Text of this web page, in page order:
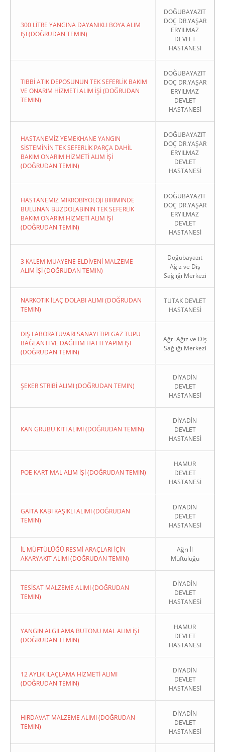
300 LİTRE YANGINA DAYANIKLI BOYA ALIM
İŞİ (DOĞRUDAN TEMIN)
DOĞUBAYAZIT
DOÇ DR.YAŞAR
ERYILMAZ
DEVLET
HASTANESİ
TIBBİ ATIK DEPOSUNUN TEK SEFERLİK BAKIM
VE ONARIM HİZMETİ ALIM İŞİ (DOĞRUDAN
TEMIN)
DOĞUBAYAZIT
DOÇ DR.YAŞAR
ERYILMAZ
DEVLET
HASTANESİ
HASTANEMİZ YEMEKHANE YANGIN
SİSTEMİNİN TEK SEFERLİK PARÇA DAHİL
BAKIM ONARIM HİZMETİ ALIM İŞİ
(DOĞRUDAN TEMIN)
DOĞUBAYAZIT
DOÇ DR.YAŞAR
ERYILMAZ
DEVLET
HASTANESİ
HASTANEMİZ MİKROBİYOLOJİ BİRİMİNDE
BULUNAN BUZDOLABININ TEK SEFERLİK
BAKIM ONARIM HİZMETİ ALIM İŞİ
(DOĞRUDAN TEMIN)
DOĞUBAYAZIT
DOÇ DR.YAŞAR
ERYILMAZ
DEVLET
HASTANESİ
3 KALEM MUAYENE ELDİVENİ MALZEME
ALIM İŞİ (DOĞRUDAN TEMIN)
Doğubayazıt
Ağız ve Diş
Sağlığı Merkezi
NARKOTIK İLAÇ DOLABI ALIMI (DOĞRUDAN
TEMIN)
TUTAK DEVLET
HASTANESİ
DİŞ LABORATUVARI SANAYİ TİPİ GAZ TÜPÜ
BAĞLANTI VE DAĞITIM HATTI YAPIM İŞİ
(DOĞRUDAN TEMIN)
Ağrı Ağız ve Diş
Sağlığı Merkezi
ŞEKER STRİBİ ALIMI (DOĞRUDAN TEMIN)
DİYADİN
DEVLET
HASTANESİ
KAN GRUBU KİTİ ALIMI (DOĞRUDAN TEMIN)
DİYADİN
DEVLET
HASTANESİ
POE KART MAL ALIM İŞİ (DOĞRUDAN TEMIN)
HAMUR
DEVLET
HASTANESİ
GAİTA KABI KAŞIKLI ALIMI (DOĞRUDAN
TEMIN)
DİYADİN
DEVLET
HASTANESİ
İL MÜFTÜLÜĞÜ RESMİ ARAÇLARI İÇİN
AKARYAKIT ALIMI (DOĞRUDAN TEMIN)
Ağrı İl
Müftülüğü
TESİSAT MALZEME ALIMI (DOĞRUDAN
TEMIN)
DİYADİN
DEVLET
HASTANESİ
YANGIN ALGILAMA BUTONU MAL ALIM İŞİ
(DOĞRUDAN TEMIN)
HAMUR
DEVLET
HASTANESİ
12 AYLIK İLAÇLAMA HİZMETİ ALIMI
(DOĞRUDAN TEMIN)
DİYADİN
DEVLET
HASTANESİ
HIRDAVAT MALZEME ALIMI (DOĞRUDAN
TEMIN)
DİYADİN
DEVLET
HASTANESİ